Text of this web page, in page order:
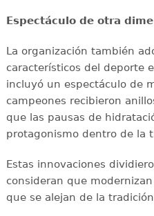
Espectáculo de otra
La organización también
característicos del deporte
incluyó un espectáculo de
campeones recibieron
que las pausas de
protagonismo dentro de la
Estas innovaciones
consideran que
que se alejan de la